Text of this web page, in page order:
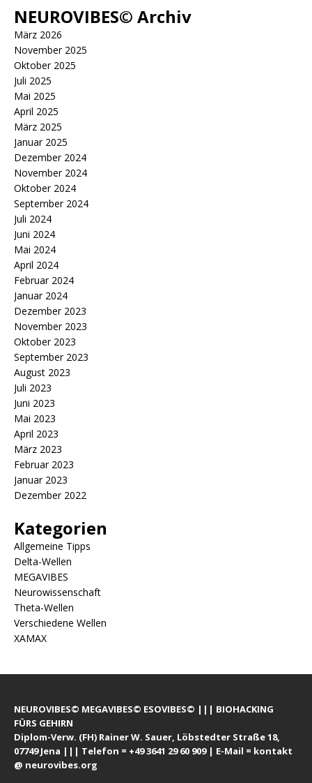
NEUROVIBES© Archiv
März 2026
November 2025
Oktober 2025
Juli 2025
Mai 2025
April 2025
März 2025
Januar 2025
Dezember 2024
November 2024
Oktober 2024
September 2024
Juli 2024
Juni 2024
Mai 2024
April 2024
Februar 2024
Januar 2024
Dezember 2023
November 2023
Oktober 2023
September 2023
August 2023
Juli 2023
Juni 2023
Mai 2023
April 2023
März 2023
Februar 2023
Januar 2023
Dezember 2022
Kategorien
Allgemeine Tipps
Delta-Wellen
MEGAVIBES
Neurowissenschaft
Theta-Wellen
Verschiedene Wellen
XAMAX
NEUROVIBES© MEGAVIBES© ESOVIBES© ||| BIOHACKING
FÜRS GEHIRN
Diplom-Verw. (FH) Rainer W. Sauer, Löbstedter Straße 18,
07749 Jena ||| Telefon = +49 3641 29 60 909 | E-Mail = kontakt
@ neurovibes.org